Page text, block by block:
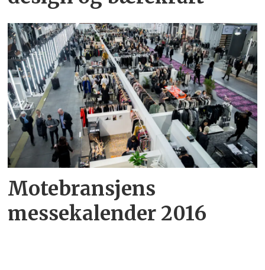
Motebransjens
messekalender 2016